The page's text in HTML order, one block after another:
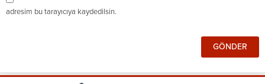
adresim bu tarayıcıya kaydedilsin.